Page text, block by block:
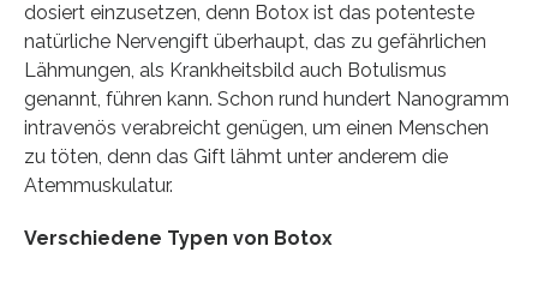
dosiert einzusetzen, denn Botox ist das potenteste
natürliche Nervengift überhaupt, das zu gefährlichen
Lähmungen, als Krankheitsbild auch Botulismus
genannt, führen kann. Schon rund hundert Nanogramm
intravenös verabreicht genügen, um einen Menschen
zu töten, denn das Gift lähmt unter anderem die
Atemmuskulatur.
Verschiedene Typen von Botox